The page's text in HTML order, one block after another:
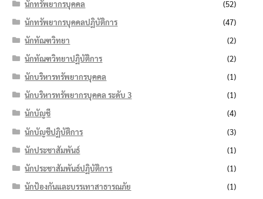
นักทรัพยากรบุคคล
(52)
นักทรัพยากรบุคคลปฏิบัติการ
(47)
นักทัณฑวิทยา
(2)
นักทัณฑวิทยาปฏิบัติการ
(2)
นักบริหารทรัพยากรบุคคล
(1)
นักบริหารทรัพยากรบุคคล ระดับ 3
(1)
นักบัญชี
(4)
นักบัญชีปฏิบัติการ
(3)
นักประชาสัมพันธ์
(1)
นักประชาสัมพันธ์ปฏิบัติการ
(1)
นักป้องกันและบรรเทาสาธารณภัย
(1)